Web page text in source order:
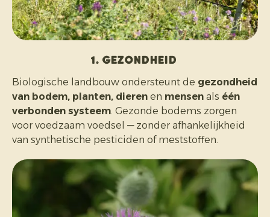
1. Gezondheid
Biologische landbouw ondersteunt de gezondheid
van bodem, planten, dieren en mensen als één
verbonden systeem. Gezonde bodems zorgen
voor voedzaam voedsel — zonder afhankelijkheid
van synthetische pesticiden of meststoffen.